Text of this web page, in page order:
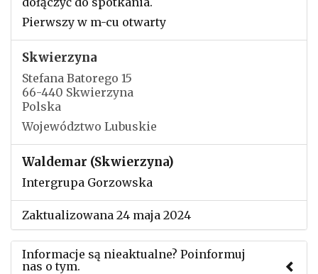
Pierwszy w m-cu otwarty
Skwierzyna
Stefana Batorego 15
66-440 Skwierzyna
Polska
Województwo Lubuskie
Waldemar (Skwierzyna)
Intergrupa Gorzowska
Zaktualizowana 24 maja 2024
Informacje są nieaktualne? Poinformuj
nas o tym.